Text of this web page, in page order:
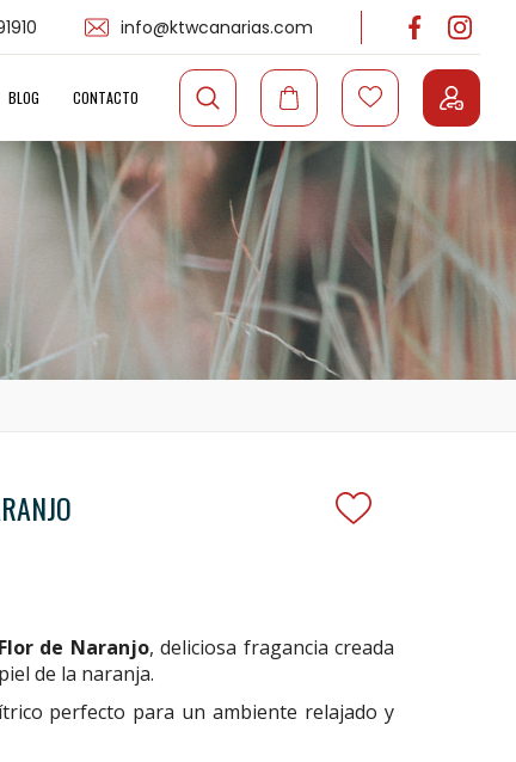
info@ktwcanarias.com
BLOG CONTACTO
Flor de Naranjo, deliciosa fragancia creada
de la naranja.
perfecto para un ambiente relajado y